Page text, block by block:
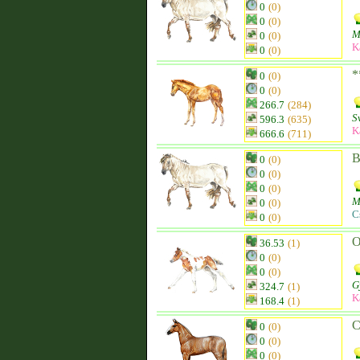
0 (0)
0 (0)
0 (0)
0 (0)
0 (0)
0 (0)
266.7 (284)
596.3 (635)
666.6 (711)
0 (0)
0 (0)
0 (0)
0 (0)
0 (0)
36.53 (1)
0 (0)
0 (0)
324.7 (1)
168.4 (1)
0 (0)
0 (0)
0 (0)